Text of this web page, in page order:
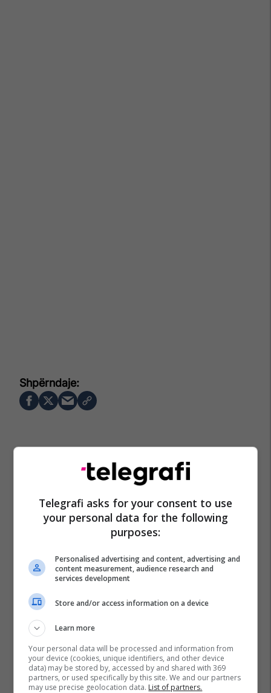
Telegrafi asks for your consent to use
your personal data for the following
purposes:
Personalised advertising and content, advertising and
content measurement, audience research and
services development
Store and/or access information on a device
Learn more
Your personal data will be processed and information from
your device (cookies, unique identifiers, and other device
data) may be stored by, accessed by and shared with 369
partners, or used specifically by this site. We and our partners
may use precise geolocation data. List of partners.